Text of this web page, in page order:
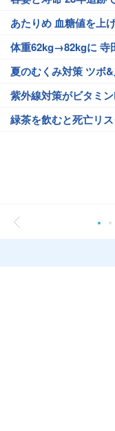
あたりめ 血糖値を上
体重62kg→82kgに 寺
夏のむくみ対策 ツボ
紫外線対策がビタミ
緑茶を飲むと死亡リ